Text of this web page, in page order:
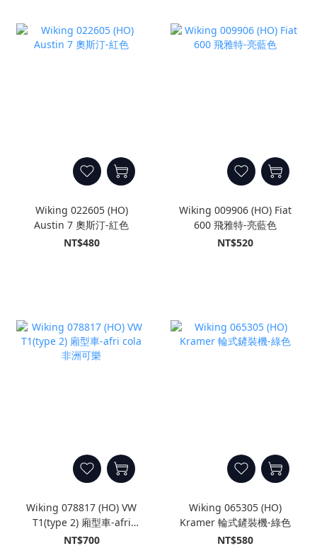
Wiking 022605 (HO)
Austin 7 奧斯汀-紅色
NT$480
Wiking 009906 (HO) Fiat
600 飛雅特-亮藍色
NT$520
Wiking 078817 (HO) VW
T1(type 2) 廂型車-afri
cola 非洲可樂
NT$700
Wiking 065305 (HO)
Kramer 輪式鏟裝機-綠色
NT$580